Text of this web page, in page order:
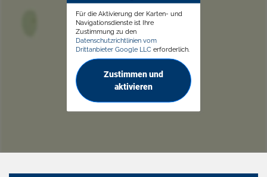
Für die Aktivierung der Karten- und
Navigationsdienste ist Ihre
Zustimmung zu den
Datenschutzrichtlinien vom
Drittanbieter Google LLC erforderlich.
Zustimmen und
aktivieren